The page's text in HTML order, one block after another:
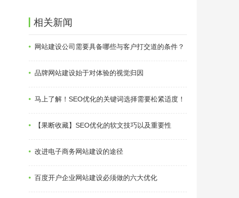
相关新闻
网站建设公司需要具备哪些与客户打交道的条件？
品牌网站建设始于对体验的视觉归因
马上了解！SEO优化的关键词选择需要松紧适度！
【果断收藏】SEO优化的软文技巧以及重要性
改进电子商务网站建设的途径
百度开户企业网站建设必须做的六大优化